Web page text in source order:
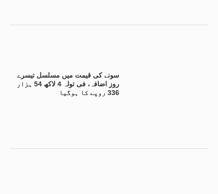
سونے کی قیمت میں مسلسل تیسرے
روز اضافہ، فی تولہ 4 لاکھ 54 ہزار
336 روپے کا ہوگیا